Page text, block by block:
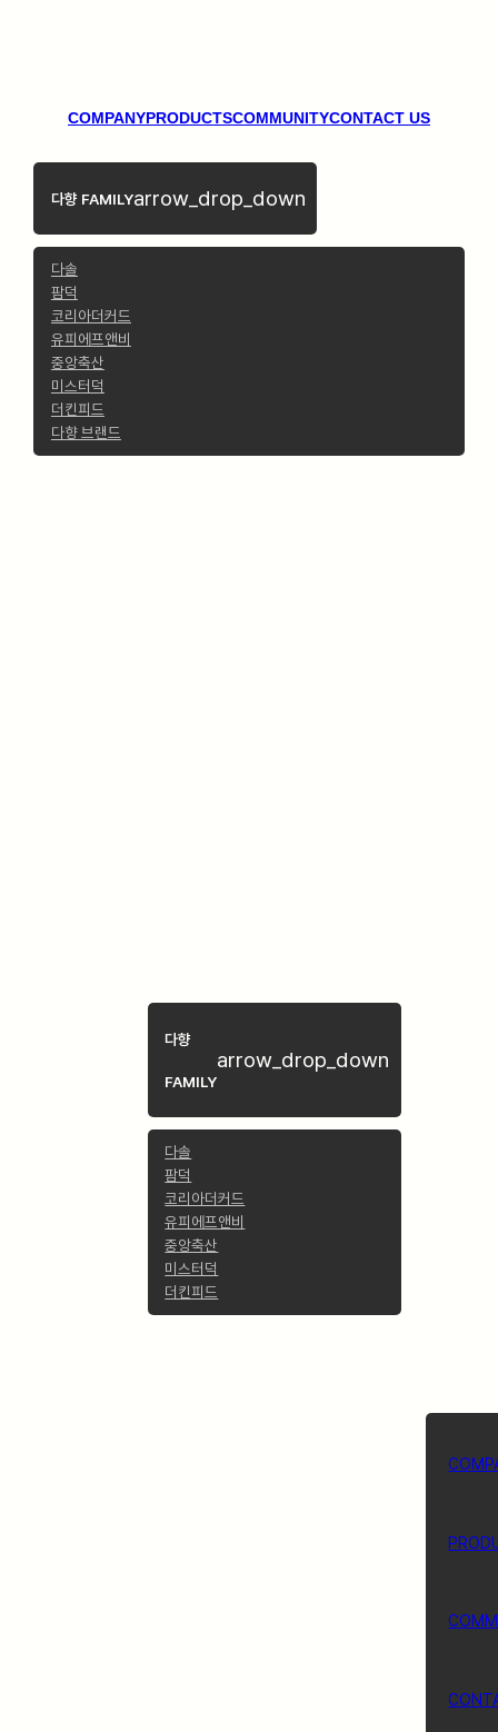
COMPANYPRODUCTSCOMMUNITYCONTACT US
다향 FAMILYarrow_drop_down
다솔
팜덕
코리아더커드
유피에프앤비
중앙축산
미스터덕
더킨피드
다향 브랜드
다향
FAMILY
arrow_drop_down
다솔
팜덕
코리아더커드
유피에프앤비
중앙축산
미스터덕
더킨피드